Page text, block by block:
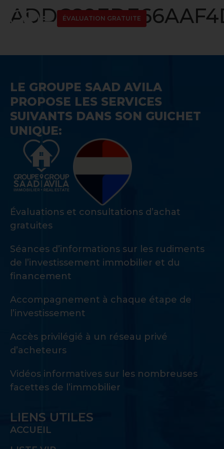
ÉVALUATION GRATUITE
LE GROUPE SAAD AVILA
PROPOSE LES SERVICES
SUIVANTS DANS SON GUICHET
UNIQUE:
Évaluations et consultations d’achat
gratuites
Séances d’informations sur les rudiments
de l’investissement immobilier et du
financement
Accompagnement à chaque étape de
l’investissement
Accès privilégié à un réseau privé
d’acheteurs
Vidéos informatives sur les nombreuses
facettes de l’immobilier
LIENS UTILES
ACCUEIL